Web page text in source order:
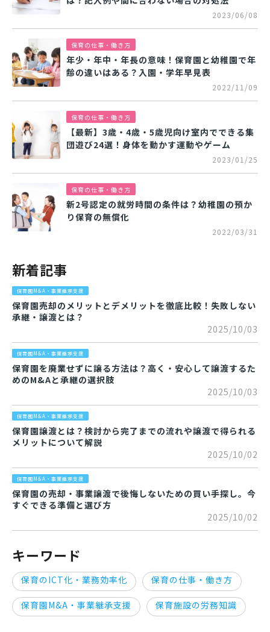
2023/06/08
保育の仕事・働き方
年少・年中・年長の意味！保育園と幼稚園で年
齢の違いはある？入園・学年早見表
2022/11/09
保育の仕事・働き方
【最新】3歳・4歳・5歳児向け室内でできる集
団遊び24選！身体を動かす運動やゲーム
2023/01/25
保育の仕事・働き方
新2号認定の就労時間の条件は？幼稚園の預か
り保育の無償化
2022/03/31
新着記事
保育園M&A・事業継承支援
保育園売却のメリットとデメリットを徹底比較！失敗しない
承継・譲渡とは？
2025/10/03
保育園M&A・事業継承支援
保育園を廃業せずに譲る方法は？高く・安心して譲渡するた
めのM&Aと承継の選択肢
2025/10/03
保育園M&A・事業継承支援
保育園譲渡とは？検討から完了までの流れや譲渡で得られる
メリットについて解説
2025/10/02
保育園M&A・事業継承支援
保育園の売却・事業譲渡で後悔しないための買い手探し。今
すぐできる準備と選び方
2025/10/02
キーワード
保育のICT化・業務効率化 保育の仕事・働き方
保育園M&A・事業継承支援 保育施設の労務知識